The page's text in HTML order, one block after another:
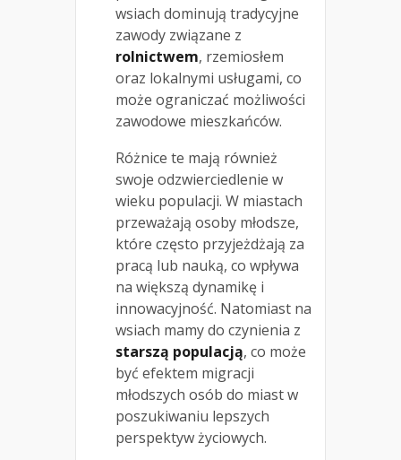
wsiach dominują tradycyjne
zawody związane z
rolnictwem, rzemiosłem
oraz lokalnymi usługami, co
może ograniczać możliwości
zawodowe mieszkańców.
Różnice te mają również
swoje odzwierciedlenie w
wieku populacji. W miastach
przeważają osoby młodsze,
które często przyjeżdżają za
pracą lub nauką, co wpływa
na większą dynamikę i
innowacyjność. Natomiast na
wsiach mamy do czynienia z
starszą populacją, co może
być efektem migracji
młodszych osób do miast w
poszukiwaniu lepszych
perspektyw życiowych.